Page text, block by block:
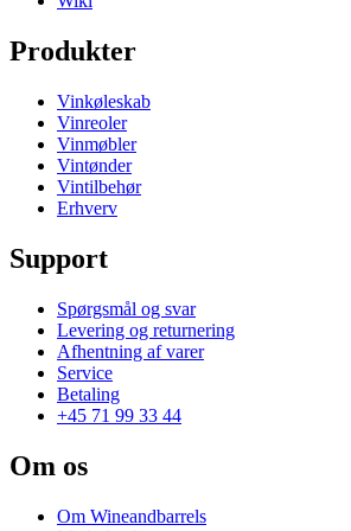
Produkter
Vinkøleskab
Vinreoler
Vinmøbler
Vintønder
Vintilbehør
Erhverv
Support
Spørgsmål og svar
Levering og returnering
Afhentning af varer
Service
Betaling
+45 71 99 33 44
Om os
Om Wineandbarrels